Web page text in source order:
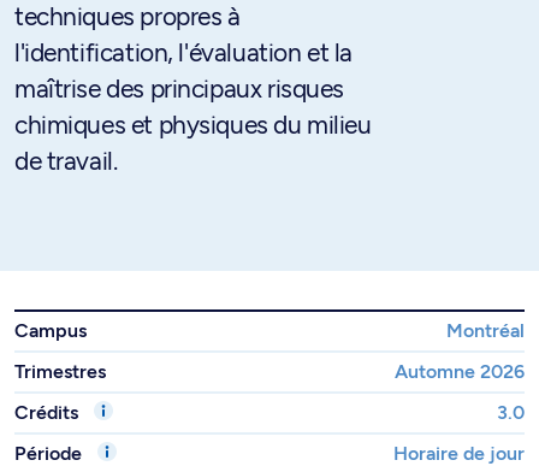
techniques propres à
l'identification, l'évaluation et la
maîtrise des principaux risques
chimiques et physiques du milieu
de travail.
Campus
Montréal
Trimestres
Automne 2026
Crédits
3.0
Période
Horaire de jour